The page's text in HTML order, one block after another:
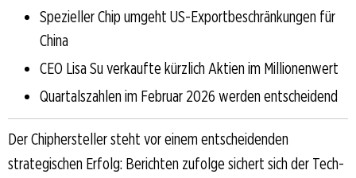
Spezieller Chip umgeht US-Exportbeschränkungen für
China
CEO Lisa Su verkaufte kürzlich Aktien im Millionenwert
Quartalszahlen im Februar 2026 werden entscheidend
Der Chiphersteller steht vor einem entscheidenden
strategischen Erfolg: Berichten zufolge sichert sich der Tech-